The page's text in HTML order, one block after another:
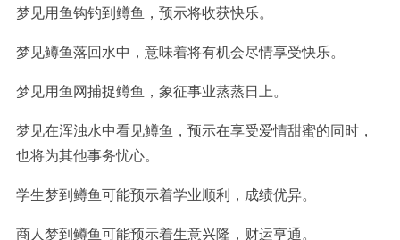
梦见用鱼钩钓到鳟鱼，预示将收获快乐。
梦见鳟鱼落回水中，意味着将有机会尽情享受快乐。
梦见用鱼网捕捉鳟鱼，象征事业蒸蒸日上。
梦见在浑浊水中看见鳟鱼，预示在享受爱情甜蜜的同时，
也将为其他事务忧心。
学生梦到 鳟鱼可能预示着学业顺利，成绩优异。
商人梦到 鳟鱼可能预示着生意兴隆，财运亨通。